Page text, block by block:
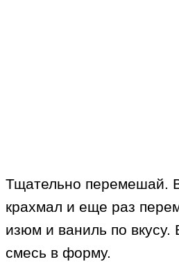
Тщательно перемешай.
крахмал и еще раз
изюм и ваниль по
смесь в форму.